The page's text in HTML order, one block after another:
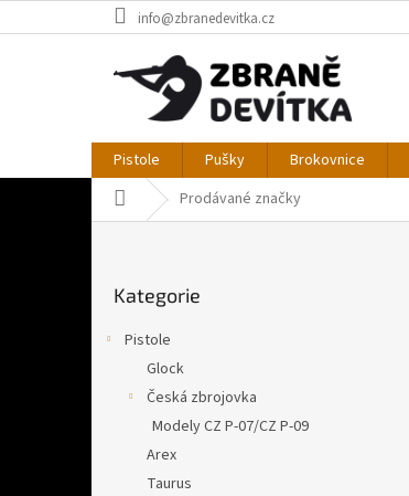
na
info@zbranedevitka.cz
Pistole Pušky Brokovnice
Domů Prodávané značky
kategorie
Kategorie
Pistole
Glock
Česká zbrojovka
Modely CZ P-07/CZ P-09
Arex
Taurus